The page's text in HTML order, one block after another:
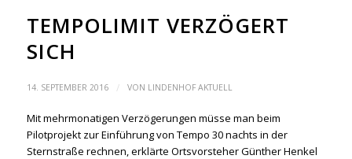
TEMPOLIMIT VERZÖGERT
SICH
14. SEPTEMBER 2016 / VON LINDENHOF AKTUELL
Mit mehrmonatigen Verzögerungen müsse man beim
Pilotprojekt zur Einführung von Tempo 30 nachts in der
Sternstraße rechnen, erklärte Ortsvorsteher Günther Henkel